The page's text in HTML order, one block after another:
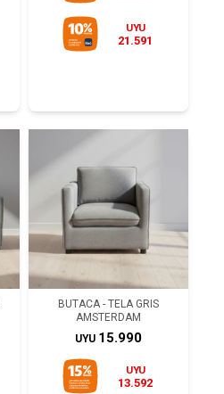
UYU
21.591
BUTACA - TELA GRIS
AMSTERDAM
UYU 15.990
UYU
13.592